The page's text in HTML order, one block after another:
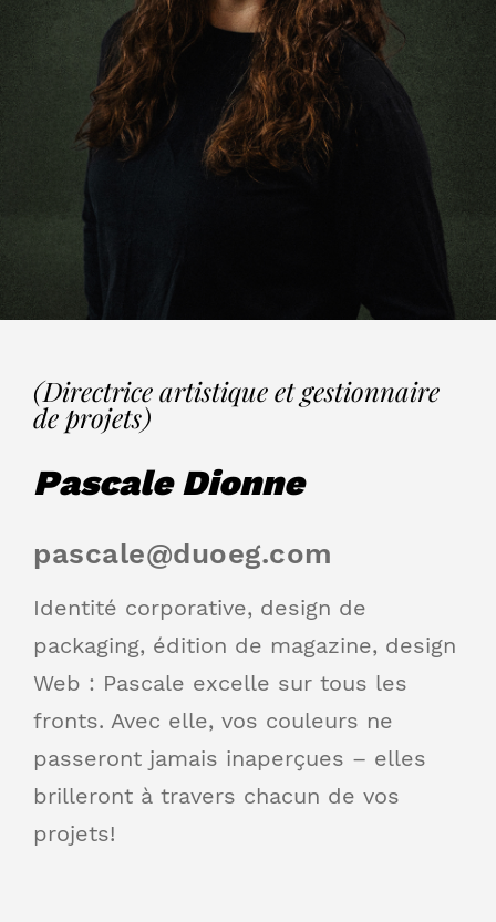
(Directrice artistique et gestionnaire
de projets)
Pascale Dionne
pascale@duoeg.com
Identité corporative, design de
packaging, édition de magazine, design
Web : Pascale excelle sur tous les
fronts. Avec elle, vos couleurs ne
passeront jamais inaperçues – elles
brilleront à travers chacun de vos
projets!